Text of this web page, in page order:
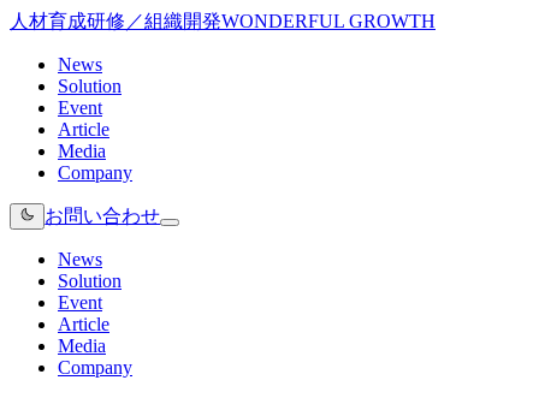
人材育成研修／組織開発WONDERFUL GROWTH
News
Solution
Event
Article
Media
Company
お問い合わせ
News
Solution
Event
Article
Media
Company